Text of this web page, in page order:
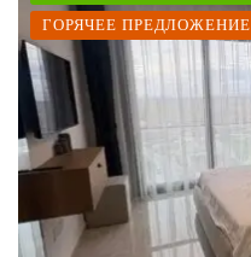
ГОРЯЧЕЕ ПРЕДЛОЖЕНИЕ